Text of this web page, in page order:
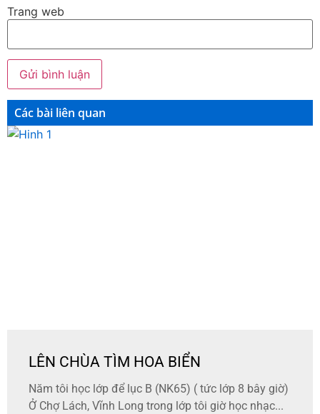
Trang web
Các bài liên quan
LÊN CHÙA TÌM HOA BIỂN
Năm tôi học lớp để lục B (NK65) ( tức lớp 8 bây giờ)
Ở Chợ Lách, Vĩnh Long trong lớp tôi giờ học nhạc...